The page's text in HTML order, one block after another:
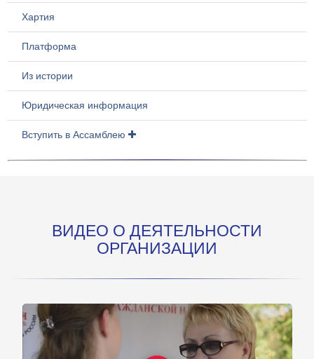
Хартия
Платформа
Из истории
Юридическая информация
Вступить в Ассамблею
ВИДЕО О ДЕЯТЕЛЬНОСТИ
ОРГАНИЗАЦИИ